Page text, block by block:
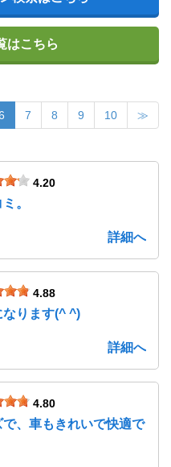
はこちら
7 8 9 10 ≫
4.20
。
詳細へ
4.88
なります(^ ^)
詳細へ
4.80
、車もきれいで快適で